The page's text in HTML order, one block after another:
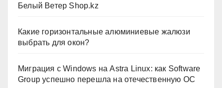
Белый Ветер Shop.kz
Какие горизонтальные алюминиевые жалюзи
выбрать для окон?
Миграция с Windows на Astra Linux: как Software
Group успешно перешла на отечественную ОС